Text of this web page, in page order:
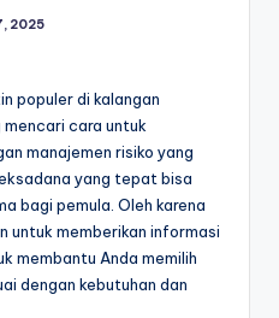
2025
populer di kalangan
cara untuk
manajemen risiko yang
yang tepat bisa
bagi pemula. Oleh karena
untuk memberikan informasi
membantu Anda memilih
dengan kebutuhan dan